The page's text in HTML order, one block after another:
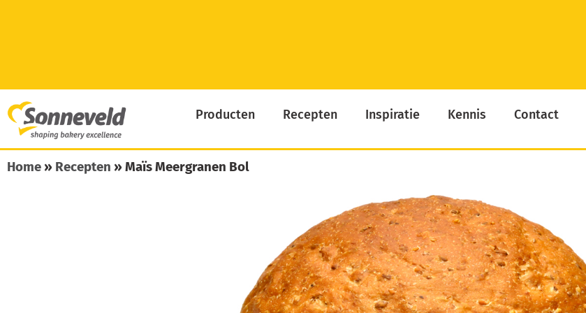
Producten Recepten Inspiratie Kennis Contact
Home» Recepten » Maïs Meergranen Bol